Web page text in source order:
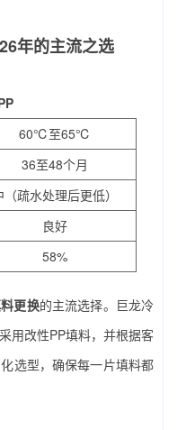
年的主流之选
60℃至65℃
36至48个月
（疏水处理后更低）
良好
58%
更换的主流选择。巨龙冷
用改性PP填料，并根据客
选型，确保每一片填料都